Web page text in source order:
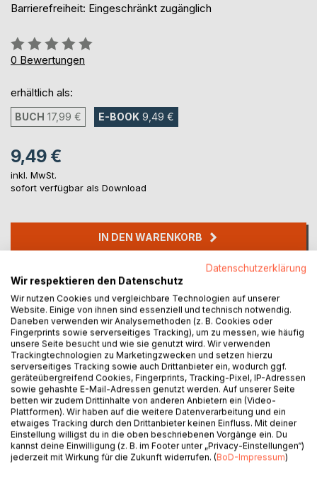
Barrierefreiheit: Eingeschränkt zugänglich
Bewertung::
0%
0 Bewertungen
erhältlich als:
BUCH 17,99 € E-BOOK 9,49 €
9,49 €
inkl. MwSt.
sofort verfügbar als Download
IN DEN WARENKORB
Auf die Merkliste
Titel bewerten
BESCHREIBUNG
Ein kleiner Dackelmann ganz groß, Apollo, ein Dackel
erzählt seine und die Geschichte seiner Familie. Viele
Datenschutzerklärung
Wir respektieren den Datenschutz
Wir nutzen Cookies und vergleichbare Technologien auf unserer
Website. Einige von ihnen sind essenziell und technisch notwendig.
Daneben verwenden wir Analysemethoden (z. B. Cookies oder
Fingerprints sowie serverseitiges Tracking), um zu messen, wie häufig
unsere Seite besucht und wie sie genutzt wird. Wir verwenden
Trackingtechnologien zu Marketingzwecken und setzen hierzu
serverseitiges Tracking sowie auch Drittanbieter ein, wodurch ggf.
geräteübergreifend Cookies, Fingerprints, Tracking-Pixel, IP-Adressen
sowie gehashte E-Mail-Adressen genutzt werden. Auf unserer Seite
betten wir zudem Drittinhalte von anderen Anbietern ein (Video-
Plattformen). Wir haben auf die weitere Datenverarbeitung und ein
etwaiges Tracking durch den Drittanbieter keinen Einfluss. Mit deiner
Einstellung willigst du in die oben beschriebenen Vorgänge ein. Du
kannst deine Einwilligung (z. B. im Footer unter „Privacy-Einstellungen“)
jederzeit mit Wirkung für die Zukunft widerrufen. (BoD-Impressum)